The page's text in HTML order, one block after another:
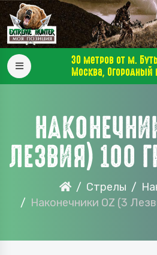
30 метров от м.
Москва, Огородный
ЛЕЗВИЯ) 100
Стрелы
Наконечники OZ (3